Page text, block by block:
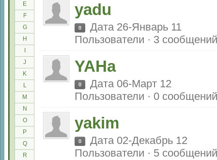
E
F
G
H
J
K
L
M
N
O
P
Q
R
yadu
0
Дата 26-Январь 11
Пользователи · 3 сообщений
YAHa
0
Дата 06-Март 12
Пользователи · 0 сообщений
yakim
0
Дата 02-Декабрь 12
Пользователи · 5 сообщений